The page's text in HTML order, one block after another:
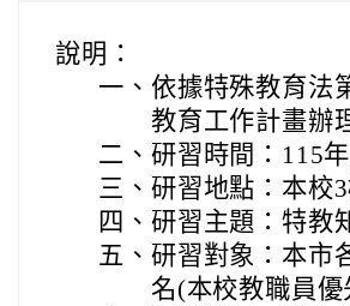
說明：
一、 依據特殊教育法
教育工作計畫辦
二、 研習時間：115
三、 研習地點：本校
四、 研習主題：特教
五、 研習對象：本市
名(本校教職員優